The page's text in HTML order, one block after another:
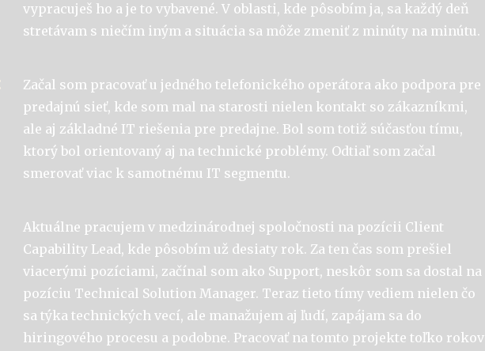
vypracuješ ho a je to vybavené. V oblasti, kde pôsobím ja, sa každý deň
stretávam s niečím iným a situácia sa môže zmeniť z minúty na minútu.
Začal som pracovať u jedného telefonického operátora ako podpora pre
predajnú sieť, kde som mal na starosti nielen kontakt so zákazníkmi,
ale aj základné IT riešenia pre predajne. Bol som totiž súčasťou tímu,
ktorý bol orientovaný aj na technické problémy. Odtiaľ som začal
smerovať viac k samotnému IT segmentu.
Aktuálne pracujem v medzinárodnej spoločnosti na pozícii Client
Capability Lead, kde pôsobím už desiaty rok. Za ten čas som prešiel
viacerými pozíciami, začínal som ako Support, neskôr som sa dostal na
pozíciu Technical Solution Manager. Teraz tieto tímy vediem nielen čo
sa týka technických vecí, ale manažujem aj ľudí, zapájam sa do
hiringového procesu a podobne. Pracovať na tomto projekte toľko rokov